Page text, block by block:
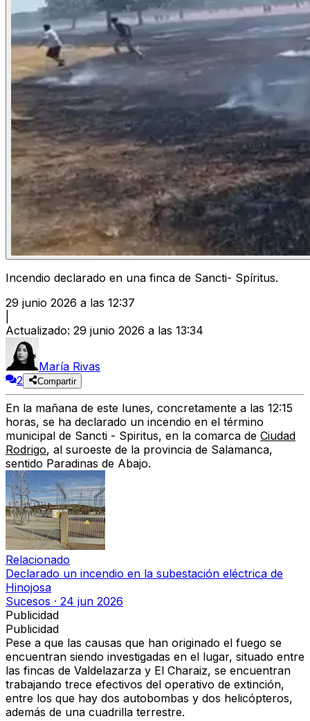
Incendio declarado en una finca de Sancti- Spíritus.
29 junio 2026 a las 12:37
Actualizado: 29 junio 2026 a las 13:34
María Rivas
2
Compartir
En la mañana de este lunes, concretamente a las 12:15
horas, se ha declarado un incendio en el término
municipal de Sancti - Spiritus, en la comarca de Ciudad
Rodrigo, al suroeste de la provincia de Salamanca,
sentido Paradinas de Abajo.
Relacionado
Declarado un incendio en la subestación eléctrica de
Hinojosa
Sucesos · 24 jun 2026
Publicidad
Publicidad
Pese a que las causas que han originado el fuego se
encuentran siendo investigadas en el lugar, situado entre
las fincas de Valdelazarza y El Charaiz, se encuentran
trabajando trece efectivos del operativo de extinción,
entre los que hay dos autobombas y dos helicópteros,
además de una cuadrilla terrestre.